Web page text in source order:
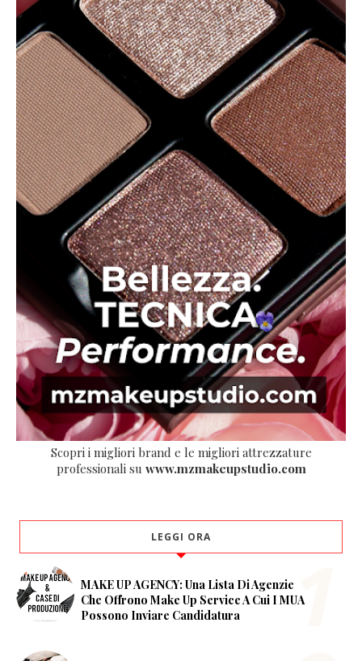
Scopri i migliori brand e le migliori attrezzature
professionali su www.mzmakeupstudio.com
LEGGI ORA
MAKE UP AGENCY: Una Lista Di Agenzie
Che Offrono Make Up Service A Cui I MUA
Possono Inviare Candidatura